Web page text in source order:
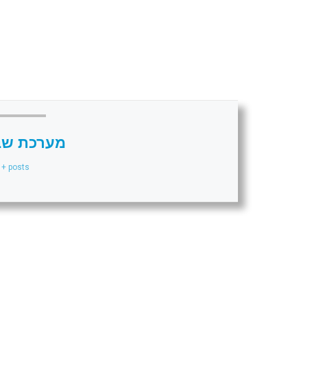
מערכת
+ posts